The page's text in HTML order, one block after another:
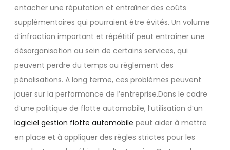
entacher une réputation et entraîner des coûts
supplémentaires qui pourraient être évités. Un volume
d’infraction important et répétitif peut entraîner une
désorganisation au sein de certains services, qui
peuvent perdre du temps au règlement des
pénalisations. A long terme, ces problèmes peuvent
jouer sur la performance de l’entreprise.Dans le cadre
d’une politique de flotte automobile, l’utilisation d’un
logiciel gestion flotte automobile peut aider à mettre
en place et à appliquer des règles strictes pour les